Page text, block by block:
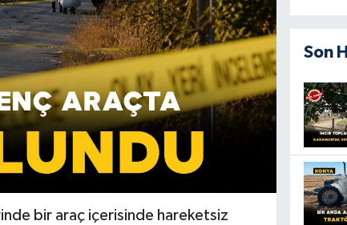
bir araç içerisinde hareketsiz
Son